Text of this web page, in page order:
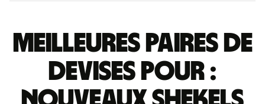
Meilleures paires de
devises pour :